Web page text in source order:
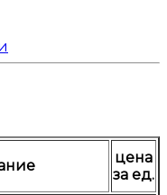
цена
за ед.